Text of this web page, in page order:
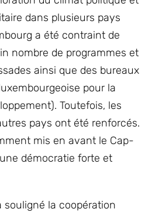
dans plusieurs pays
a été contraint de
nombre de programmes et
ainsi que des bureaux
pour la
Toutefois, les
pays ont été renforcés.
mis en avant le Cap-
démocratie forte et
souligné la coopération